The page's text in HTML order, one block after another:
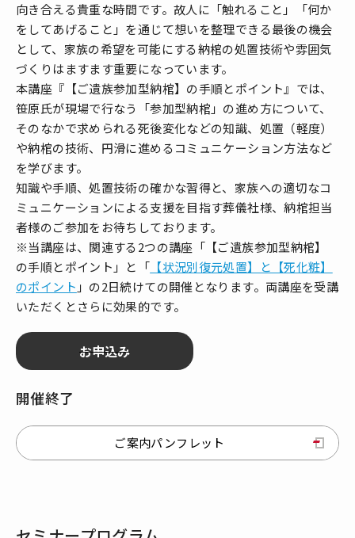
向き合える貴重な時間です。故人に「触れること」「何か
をしてあげること」を通じて想いを整理できる最後の機会
として、家族の希望を可能にする納棺の処置技術や雰囲気
づくりはますます重要になっています。
本講座『【ご遺族参加型納棺】の手順とポイント』では、
笹原氏が現場で行なう「参加型納棺」の進め方について、
そのなかで求められる死後変化などの知識、処置（軽度）
や納棺の技術、円滑に進めるコミュニケーション方法など
を学びます。
知識や手順、処置技術の確かな習得と、家族への適切なコ
ミュニケーションによる支援を目指す葬儀社様、納棺担当
者様のご参加をお待ちしております。
※当講座は、関連する2つの講座「【ご遺族参加型納棺】
の手順とポイント」と「 【状況別復元処置】と【死化粧】
のポイント 」の2日続けての開催となります。両講座を受講
いただくとさらに効果的です。
開催終了
ご案内パンフレット